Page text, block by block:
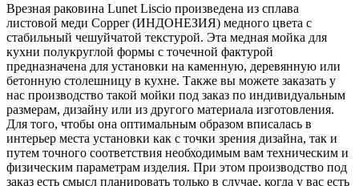
Врезная раковина Lunet Liscio произведена из сплава
листовой меди Copper (ИНДОНЕЗИЯ) медного цвета c
стабильный чешуйчатой текстурой. Эта медная мойка для
кухни полукруглой формы с точечной фактурой
предназначена для установки на каменную, деревянную или
бетонную столешницу в кухне. Также вы можете заказать у
нас производство такой мойки под заказ по индивидуальным
размерам, дизайну или из другого материала изготовления.
Для того, чтобы она оптимальным образом вписалась в
интерьер места установки как с точки зрения дизайна, так и
путем точного соответствия необходимым вам техническим и
физическим параметрам изделия. При этом производство под
заказ есть смысл планировать только в случае, когда у вас есть